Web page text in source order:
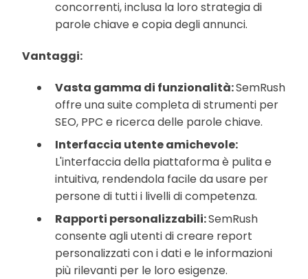
concorrenti, inclusa la loro strategia di
parole chiave e copia degli annunci.
Vantaggi:
Vasta gamma di funzionalità:SemRush
offre una suite completa di strumenti per
SEO, PPC e ricerca delle parole chiave.
Interfaccia utente amichevole:
L'interfaccia della piattaforma è pulita e
intuitiva, rendendola facile da usare per
persone di tutti i livelli di competenza.
Rapporti personalizzabili:SemRush
consente agli utenti di creare report
personalizzati con i dati e le informazioni
più rilevanti per le loro esigenze.